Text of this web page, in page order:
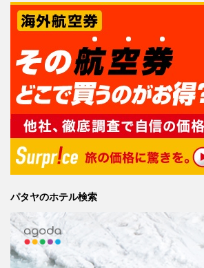
パタヤのホテル検索